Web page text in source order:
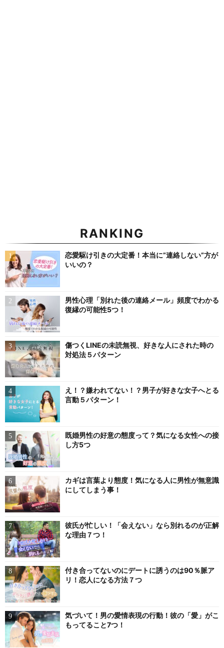
RANKING
恋愛駆け引きの大定番！本当に”連絡しない”方が
いいの？
男性心理「別れた後の連絡メール」頻度でわかる
復縁の可能性5つ！
傷つくLINEの未読無視、好きな人にされた時の
対処法５パターン
え！？嫌われてない！？男子が好きな女子へとる
言動５パターン！
既婚男性の好意の態度って？気になる女性への接
し方5つ
カギは言葉より態度！気になる人に男性が無意識
にしてしまう事！
彼氏が忙しい！「会えない」なら別れるのが正解
な理由７つ！
付き合ってないのにデートに誘うのは90％脈ア
リ！恋人になる方法７つ
気づいて！男の愛情表現の行動！彼の「愛」がこ
もってること7つ！